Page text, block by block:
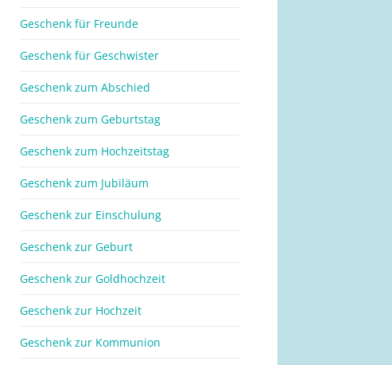
Geschenk für Freunde
Geschenk für Geschwister
Geschenk zum Abschied
Geschenk zum Geburtstag
Geschenk zum Hochzeitstag
Geschenk zum Jubiläum
Geschenk zur Einschulung
Geschenk zur Geburt
Geschenk zur Goldhochzeit
Geschenk zur Hochzeit
Geschenk zur Kommunion